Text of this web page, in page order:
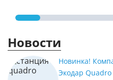
Новости
Новинка!
Экодар